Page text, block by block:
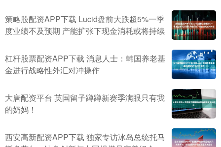
策略股配资APP下载 Lucid盘前大跌超5%一季
度业绩不及预期 产能扩张下现金消耗或将持续
杠杆股票配资APP下载 消息人士：韩国养老基
金进行战略性外汇对冲操作
大唐配资平台 英国留子蹲蹲新赛季满眼只有我
的奶妈！
西安高新配资APP下载 独家专访冰岛总统托马